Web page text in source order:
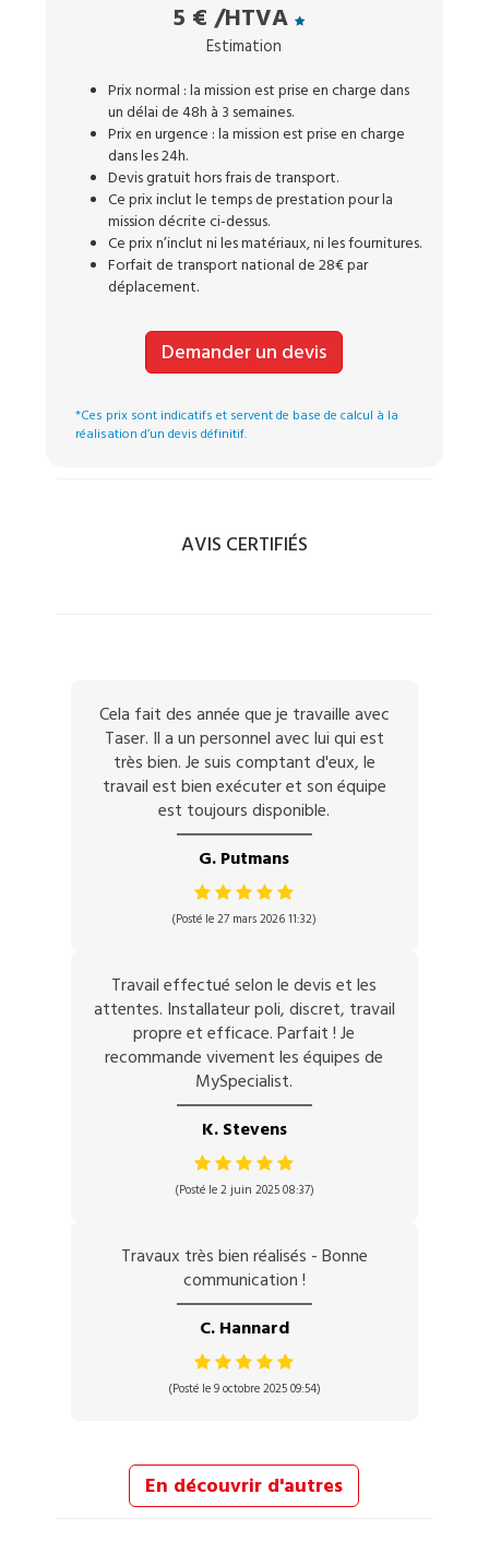
5 € /HTVA
Estimation
Prix normal : la mission est prise en charge dans
un délai de 48h à 3 semaines.
Prix en urgence : la mission est prise en charge
dans les 24h.
Devis gratuit hors frais de transport.
Ce prix inclut le temps de prestation pour la
mission décrite ci-dessus.
Ce prix n’inclut ni les matériaux, ni les fournitures.
Forfait de transport national de 28€ par
déplacement.
Demander un devis
*Ces prix sont indicatifs et servent de base de calcul à la
réalisation d’un devis définitif.
AVIS CERTIFIÉS
Cela fait des année que je travaille avec
Taser. Il a un personnel avec lui qui est
très bien. Je suis comptant d'eux, le
travail est bien exécuter et son équipe
est toujours disponible.
G. Putmans
(Posté le 27 mars 2026 11:32)
Travail effectué selon le devis et les
attentes. Installateur poli, discret, travail
propre et efficace. Parfait ! Je
recommande vivement les équipes de
MySpecialist.
K. Stevens
(Posté le 2 juin 2025 08:37)
Travaux très bien réalisés - Bonne
communication !
C. Hannard
(Posté le 9 octobre 2025 09:54)
En découvrir d'autres